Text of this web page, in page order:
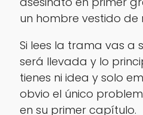
un hombre vestido de
Si lees la trama vas a
será llevada y lo
tienes ni idea y solo
obvio el único
en su primer capítulo.